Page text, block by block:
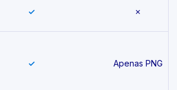
✓ ✗
✓ Apenas PNG